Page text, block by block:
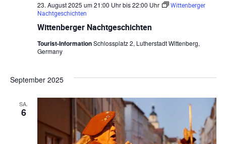
Wittenberger Nachtgeschichten
23. August 2025 um 21:00 Uhrbis22:00 Uhr
Wittenberger
Nachtgeschichten
Tourist-InformationSchlossplatz 2, Lutherstadt Wittenberg,
Germany
September 2025
SA.
6